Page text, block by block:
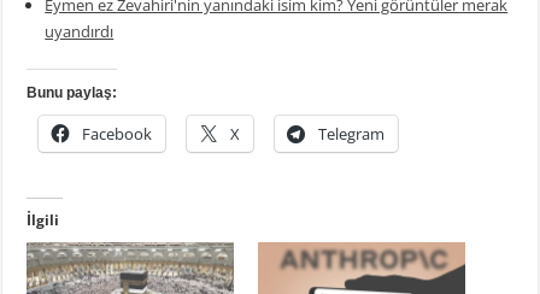
Eymen ez Zevahiri'nin yanındaki isim kim? Yeni görüntüler merak
uyandırdı
Bunu paylaş:
Facebook X Telegram
İlgili